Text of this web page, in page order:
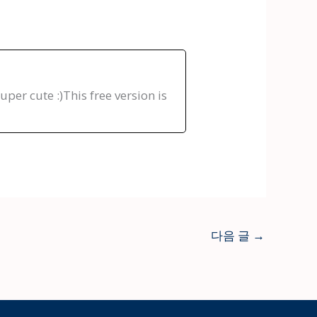
cute :)This free version is
다음 글 →